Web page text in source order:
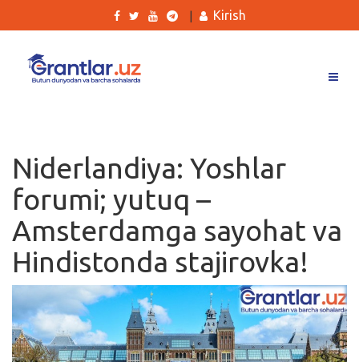
Ishlar
Kurslar
Blog
Yana
Qidirish
Kirish
Niderlandiya: Yoshlar
forumi; yutuq –
Amsterdamga sayohat va
Hindistonda stajirovka!